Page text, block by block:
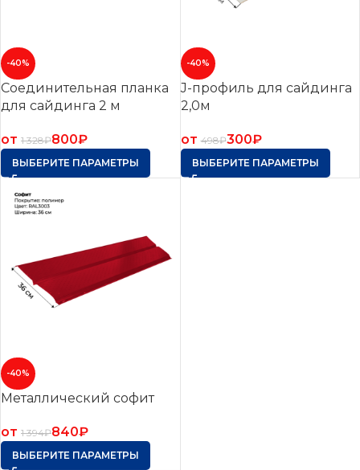
-40%
Соединительная планка
для сайдинга 2 м
от 1 328₽800₽
ВЫБЕРИТЕ ПАРАМЕТРЫ
-40%
J-профиль для сайдинга
2,0м
от 498₽300₽
ВЫБЕРИТЕ ПАРАМЕТРЫ
-40%
Металлический софит
от 1 394₽840₽
ВЫБЕРИТЕ ПАРАМЕТРЫ